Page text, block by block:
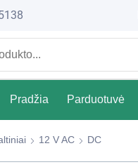
Pradžia Parduotuvė
12 V AC DC